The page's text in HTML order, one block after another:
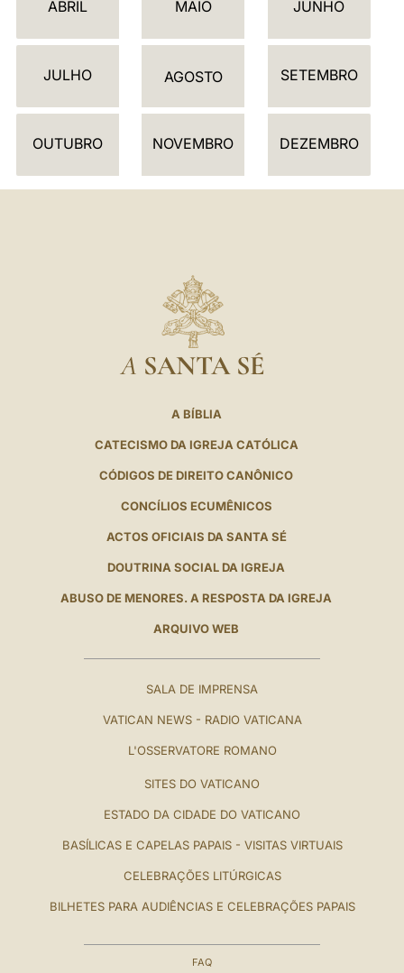
D
R
ABRIL MAIO JUNHO
JULHO AGOSTO SETEMBRO
OUTUBRO NOVEMBRO DEZEMBRO
A SANTA SÉ
A BÍBLIA
CATECISMO DA IGREJA CATÓLICA
CÓDIGOS DE DIREITO CANÔNICO
CONCÍLIOS ECUMÊNICOS
ACTOS OFICIAIS DA SANTA SÉ
DOUTRINA SOCIAL DA IGREJA
ABUSO DE MENORES. A RESPOSTA DA IGREJA
ARQUIVO WEB
SALA DE IMPRENSA
VATICAN NEWS - RADIO VATICANA
L'OSSERVATORE ROMANO
SITES DO VATICANO
ESTADO DA CIDADE DO VATICANO
BASÍLICAS E CAPELAS PAPAIS - VISITAS VIRTUAIS
CELEBRAÇÕES LITÚRGICAS
BILHETES PARA AUDIÊNCIAS E CELEBRAÇÕES PAPAIS
FAQ